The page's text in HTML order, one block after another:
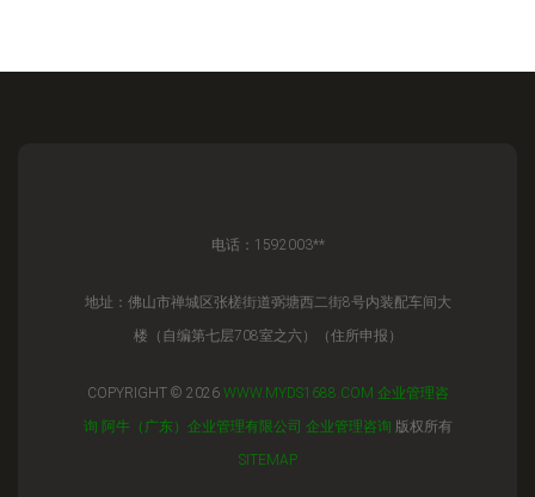
电话：1592003**
地址：佛山市禅城区张槎街道弼塘西二街8号内装配车间大
楼（自编第七层708室之六）（住所申报）
COPYRIGHT © 2026 WWW.MYDS1688.COM 企业管理咨
询 阿牛（广东）企业管理有限公司 企业管理咨询 版权所有
SITEMAP